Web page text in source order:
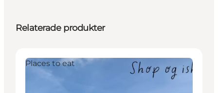
Relaterade produkter
Places to eat